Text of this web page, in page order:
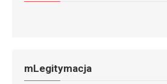
mLegitymacja